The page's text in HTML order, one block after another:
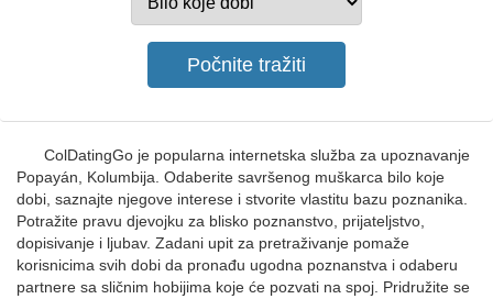
ColDatingGo je popularna internetska služba za upoznavanje
Popayán, Kolumbija. Odaberite savršenog muškarca bilo koje
dobi, saznajte njegove interese i stvorite vlastitu bazu poznanika.
Potražite pravu djevojku za blisko poznanstvo, prijateljstvo,
dopisivanje i ljubav. Zadani upit za pretraživanje pomaže
korisnicima svih dobi da pronađu ugodna poznanstva i odaberu
partnere sa sličnim hobijima koje će pozvati na spoj. Pridružite se